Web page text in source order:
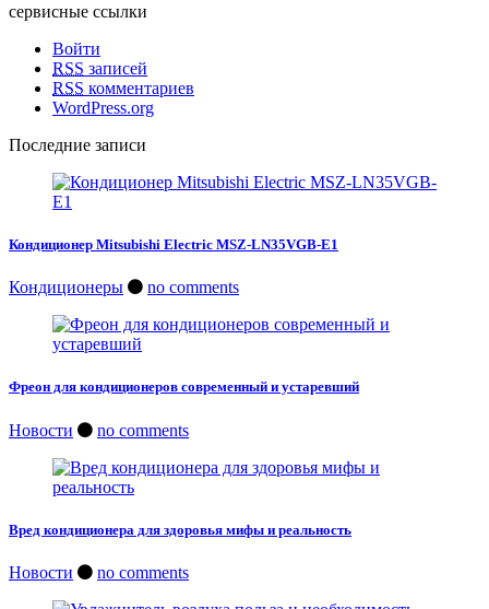
сервисные ссылки
Войти
RSS записей
RSS комментариев
WordPress.org
Последние записи
Кондиционер Mitsubishi Electric MSZ-LN35VGB-E1
Кондиционеры no comments
Фреон для кондиционеров современный и устаревший
Новости no comments
Вред кондиционера для здоровья мифы и реальность
Новости no comments